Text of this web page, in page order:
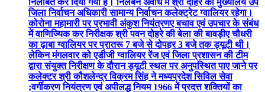
निलंबित कर दिया गया है। निलंबन अवधि में श्री दोहरे का मुख्यालय उप
जिला निर्वाचन अधिकारी सामान्य निर्वाचन कलेक्ट्रेट ग्वालियर रहेगा।
कोरोना महामारी पर प्रभावी अंकुश नियंत्रणए बचाव एवं उपचार के संबंध
में वाणिज्यिक कर निरीक्षक श्री पवन दोहरे की बेला की बावड़ीए चौधरी
का ढ़ाबा ग्वालियर पर प्रातरू 7 बजे से दोपहर 3 बजे तक ड्यूटी थी।
लेकिन मंगलवार को एडीजी ग्वालियर रेंज एवं जिला प्रशासन की टीम
द्वारा संयुक्त निरीक्षण के दौरान ड्यूटी स्थल पर अनुपस्थित पाए जाने पर
कलेक्टर श्री कौशलेन्द्र विक्रम सिंह ने मध्यप्रदेश सिविल सेवा
;वर्गीकरण नियंत्रण एवं अपीलद्ध नियम 1966 में प्रदत्त शक्तियों का